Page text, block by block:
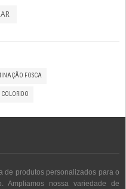
FOSCA
de produtos personalizados para o
Ampliamos nossa variedade de